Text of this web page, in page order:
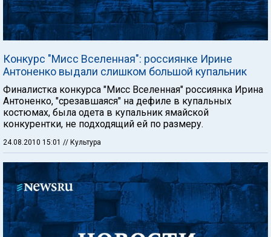
Конкурс "Мисс Вселенная": россиянке Ирине
Антоненко выдали слишком большой купальник
Финалистка конкурса "Мисс Вселенная" россиянка Ирина
Антоненко, "срезавшаяся" на дефиле в купальных
костюмах, была одета в купальник ямайской
конкурентки, не подходящий ей по размеру.
24.08.2010 15:01 // Культура